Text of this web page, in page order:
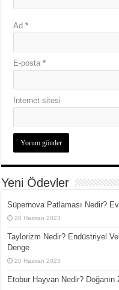
Ad*
E-posta*
İnternet sitesi
Yeni Ödevler
Süpernova Patlaması Nedir?
20 Haziran 2023
Taylorizm Nedir? Endüstriyel
Denge
20 Haziran 2023
Etobur Hayvan Nedir? Doğanın